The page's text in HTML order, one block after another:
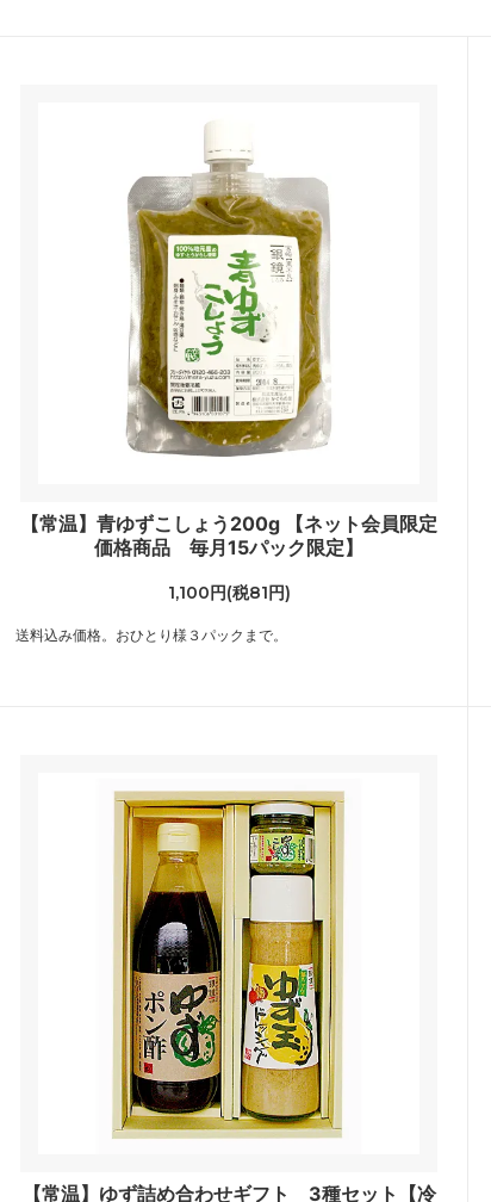
【常温】青ゆずこしょう200g 【ネット会員限定
価格商品 毎月15パック限定】
1,100円(税81円)
送料込み価格。おひとり様３パックまで。
【常温】ゆず詰め合わせギフト 3種セット【冷